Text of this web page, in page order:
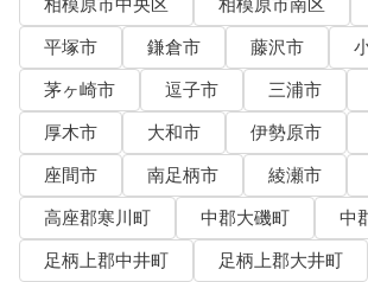
相模原市中央区
相模原市南区
平塚市
鎌倉市 藤沢市
茅ヶ崎市
逗子市 三浦市
厚木市
大和市 伊勢原市
座間市
南足柄市 綾瀬市
高座郡寒川町
中郡大磯町
中
足柄上郡中井町
足柄上郡大井町